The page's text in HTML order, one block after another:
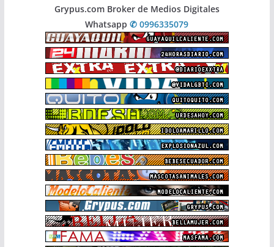
Grypus.com Broker de Medios Digitales
Whatsapp✆ 0996335079